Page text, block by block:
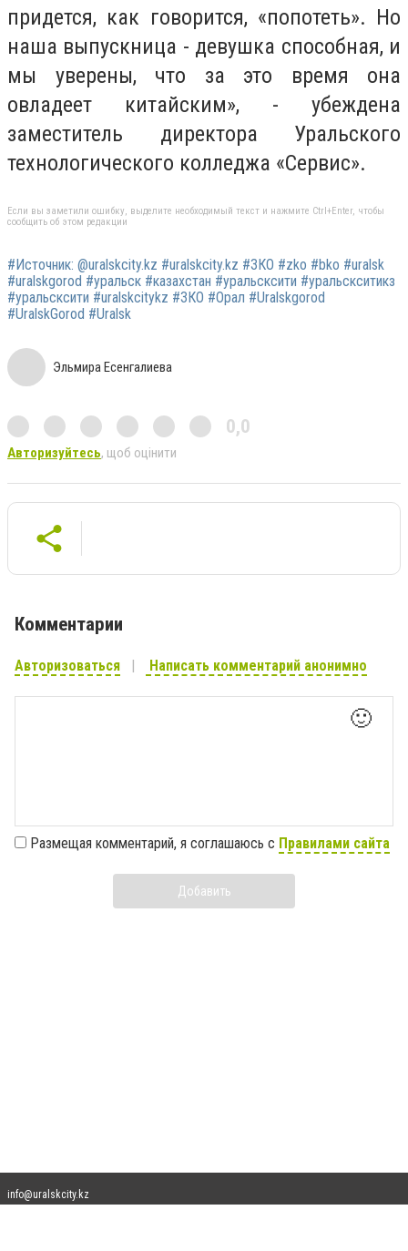
придется, как говорится, «попотеть». Но
наша выпускница - девушка способная, и
мы уверены, что за это время она
овладеет китайским», - убеждена
заместитель директора Уральского
технологического колледжа «Сервис».
Если вы заметили ошибку, выделите необходимый текст и нажмите Ctrl+Enter, чтобы
сообщить об этом редакции
#Источник: @uralskcity.kz #uralskcity.kz #ЗКО #zko #bko #uralsk
#uralskgorod #уральск #казахстан #уральсксити #уральскситикз
#уральсксити #uralskcitykz #ЗКО #Орал #Uralskgorod
#UralskGorod #Uralsk
Эльмира Есенгалиева
0,0
Авторизуйтесь, щоб оцінити
Комментарии
Авторизоваться Написать комментарий анонимно
🙂
Размещая комментарий, я соглашаюсь с Правилами сайта
Добавить
info@uralskcity.kz